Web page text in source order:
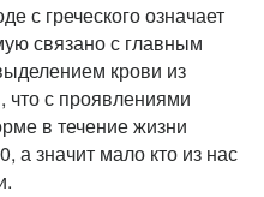
с греческого означает
связано с главным
крови из
что с проявлениями
в течение жизни
а значит мало кто из нас